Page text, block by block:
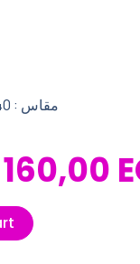
مقاس : 40*30 سم ومتاح تنفيذ اي مقاس
Original
Price
Was:
160,00